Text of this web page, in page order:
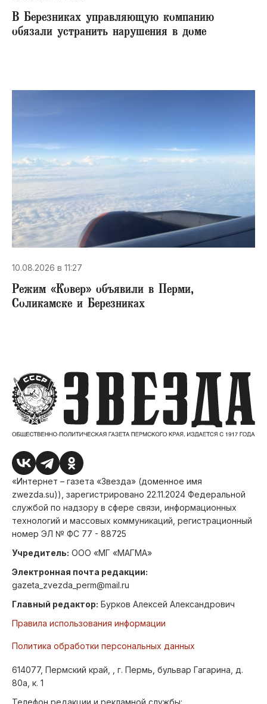
В Березниках управляющую компанию
обязали устранить нарушения в доме
10.08.2026 в 11:27
Режим «Ковер» объявили в Перми,
Соликамске и Березниках
«Интернет – газета «Звезда» (доменное имя
zwezda.su)), зарегистрировано 22.11.2024 Федеральной
службой по надзору в сфере связи, информационных
технологий и массовых коммуникаций, регистрационный
номер ЭЛ № ФС 77 - 88725
Учредитель: ООО «МГ «МАГМА»
Электронная почта редакции:
gazeta_zvezda_perm@mail.ru
Главный редактор: Бурков Алексей Александрович
Правила использования информации
Политика обработки персональных данных
614077, Пермский край, , г. Пермь, бульвар Гагарина, д.
80а, к. 1